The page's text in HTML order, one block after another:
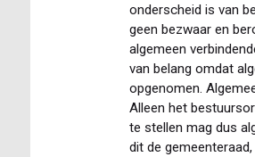
onderscheid is van
geen bezwaar en
algemeen
van belang omdat
opgenomen.
Alleen het
te stellen mag dus
dit de